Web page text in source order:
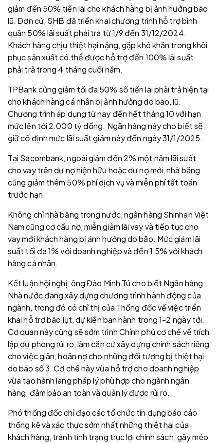
giảm đến 50% tiền lãi cho khách hàng bị ảnh hưởng bão
lũ. Đơn cử, SHB đã triển khai chương trình hỗ trợ bình
quân 50% lãi suất phải trả từ 1/9 đến 31/12/2024.
Khách hàng chịu thiệt hại nặng, gặp khó khăn trong khôi
phục sản xuất có thể được hỗ trợ đến 100% lãi suất
phải trả trong 4 tháng cuối năm.
TPBank cũng giảm tối đa 50% số tiền lãi phải trả hiện tại
cho khách hàng cá nhân bị ảnh hưởng do bão, lũ.
Chương trình áp dụng từ nay đến hết tháng 10 với hạn
mức lên tới 2.000 tỷ đồng. Ngân hàng này cho biết sẽ
giữ cố định mức lãi suất giảm này đến ngày 31/1/2025.
Tại Sacombank, ngoài giảm đến 2% một năm lãi suất
cho vay trên dư nợ hiện hữu hoặc dư nợ mới, nhà băng
cũng giảm thêm 50% phí dịch vụ và miễn phí tất toán
trước hạn.
Không chỉ nhà băng trong nước, ngân hàng Shinhan Việt
Nam cũng cơ cấu nợ, miễn giảm lãi vay và tiếp tục cho
vay mới khách hàng bị ảnh hưởng do bão. Mức giảm lãi
suất tối đa 1% với doanh nghiệp và đến 1,5% với khách
hàng cá nhân.
Kết luận hội nghị, ông Đào Minh Tú cho biết Ngân hàng
Nhà nước đang xây dựng chương trình hành động của
ngành, trong đó có chỉ thị của Thống đốc về việc triển
khai hỗ trợ bão lụt, dự kiến ban hành trong 1-2 ngày tới.
Cơ quan này cũng sẽ sớm trình Chính phủ cơ chế về trích
lập dự phòng rủi ro, làm căn cứ xây dựng chính sách riêng
cho việc giãn, hoãn nợ cho những đối tượng bị thiệt hại
do bão số 3. Cơ chế này vừa hỗ trợ cho doanh nghiệp
vừa tạo hành lang pháp lý phù hợp cho ngành ngân
hàng, đảm bảo an toàn và quản lý được rủi ro.
Phó thống đốc chỉ đạo các tổ chức tín dụng báo cáo
thống kê và xác thực sớm nhất những thiệt hại của
khách hàng, tránh tình trạng trục lợi chính sách, gây méo